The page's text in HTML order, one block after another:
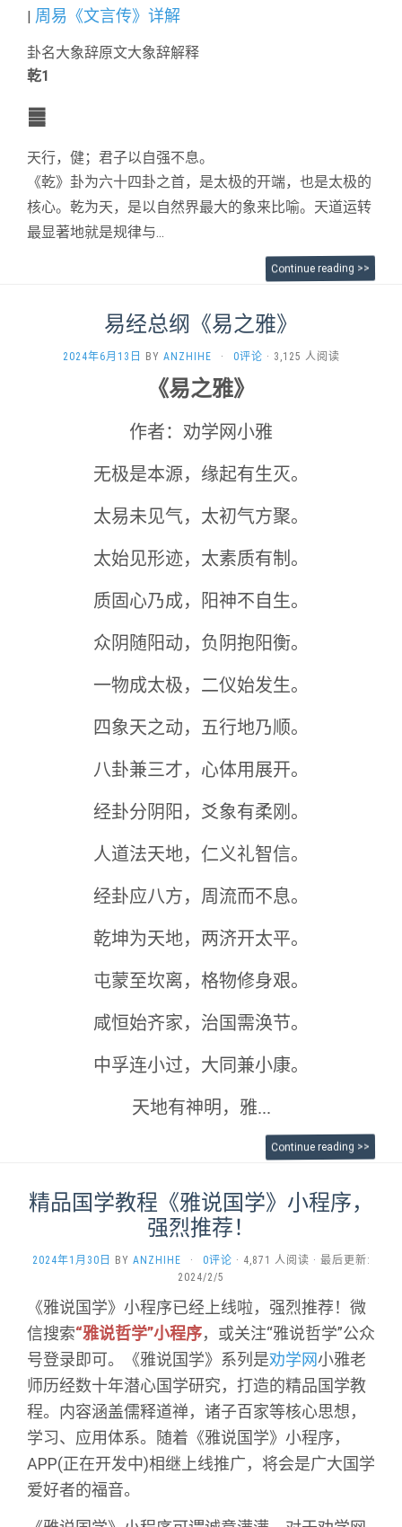
| 周易《文言传》详解
卦名大象辞原文大象辞解释
乾1
䷀
天行，健；君子以自强不息。
《乾》卦为六十四卦之首，是太极的开端，也是太极的
核心。乾为天，是以自然界最大的象来比喻。天道运转
最显著地就是规律与...
Continue reading >>
​易经总纲《易之雅》
2024年6月13日 BY ANZHIHE · 0评论 · 3,125 人阅读
《易之雅》
作者：劝学网小雅
无极是本源，缘起有生灭。
太易未见气，太初气方聚。
太始见形迹，太素质有制。
质固心乃成，阳神不自生。
众阴随阳动，负阴抱阳衡。
一物成太极，二仪始发生。
四象天之动，五行地乃顺。
八卦兼三才，心体用展开。
经卦分阴阳，爻象有柔刚。
人道法天地，仁义礼智信。
经卦应八方，周流而不息。
乾坤为天地，两济开太平。
屯蒙至坎离，格物修身艰。
咸恒始齐家，治国需涣节。
中孚连小过，大同兼小康。
天地有神明，雅...
Continue reading >>
精品国学教程《雅说国学》小程序，
强烈推荐！
2024年1月30日 BY ANZHIHE · 0评论 · 4,871 人阅读 · 最后更新:
2024/2/5
《雅说国学》小程序已经 上线啦，强烈推荐！微
信搜索“雅说哲学”小程序，或关注“雅说哲学”公众
号登录即可。《雅说国学》系列是劝学网小雅老
师历经数十年潜心国学研究，打造的精品国学教
程。内容涵盖儒释道禅，诸子百家等核心思想，
学习、应用体系。
随着《雅说国学》小程序，
APP(正在开发中)相继上线推广，将会是广大国学
爱好者的福音。